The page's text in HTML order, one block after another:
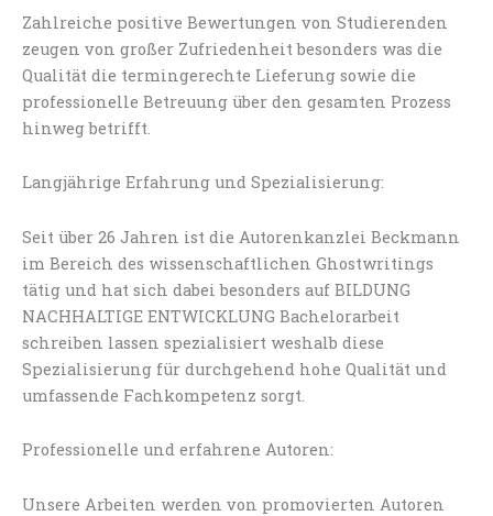
Zahlreiche positive Bewertungen von Studierenden
zeugen von großer Zufriedenheit besonders was die
Qualität die termingerechte Lieferung sowie die
professionelle Betreuung über den gesamten Prozess
hinweg betrifft.
Langjährige Erfahrung und Spezialisierung:
Seit über 26 Jahren ist die Autorenkanzlei Beckmann
im Bereich des wissenschaftlichen Ghostwritings
tätig und hat sich dabei besonders auf BILDUNG
NACHHALTIGE ENTWICKLUNG Bachelorarbeit
schreiben lassen spezialisiert weshalb diese
Spezialisierung für durchgehend hohe Qualität und
umfassende Fachkompetenz sorgt.
Professionelle und erfahrene Autoren:
Unsere Arbeiten werden von promovierten Autoren